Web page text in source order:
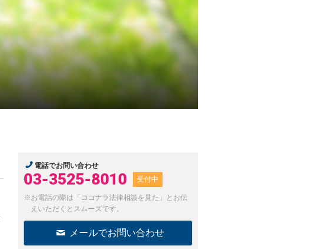
電話でお問い合わせ
03-3525-8010 受付中
※お電話の際は「ココナラ法律相談を見た」とお伝
えいただくとスムーズです。
メールでお問い合わせ